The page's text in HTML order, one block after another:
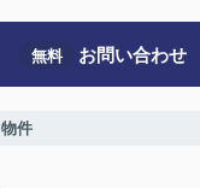
無料 お問い合わせ
件